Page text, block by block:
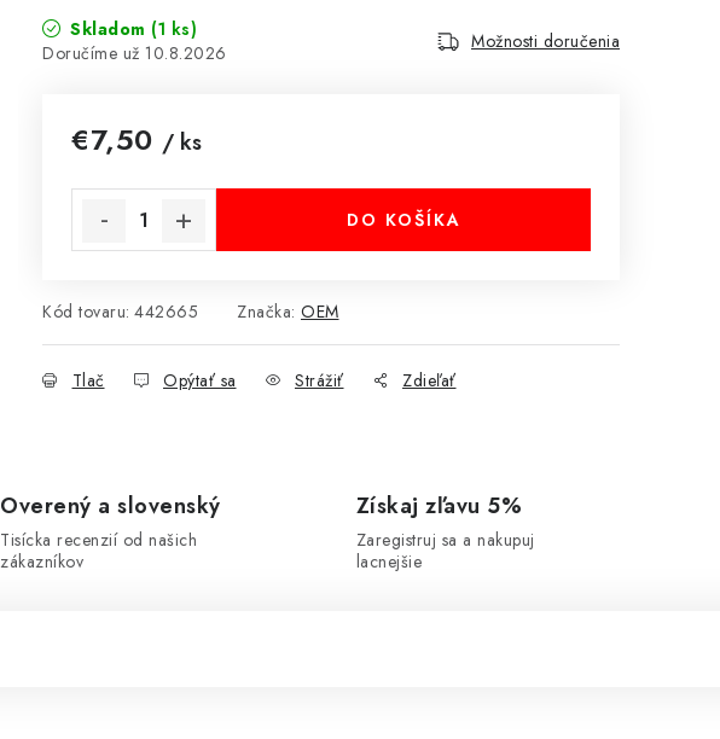
Skladom (1 ks)
10.8.2026
Možnosti doručenia
€7,50 / ks
DO KOŠÍKA
Kód tovaru: 442665 Značka: OEM
Tlač Opýtať sa Strážiť Zdieľať
Overený a slovenský
Tisícka recenzií od našich
zákazníkov
Získaj zľavu 5%
Zaregistruj sa a nakupuj
lacnejšie